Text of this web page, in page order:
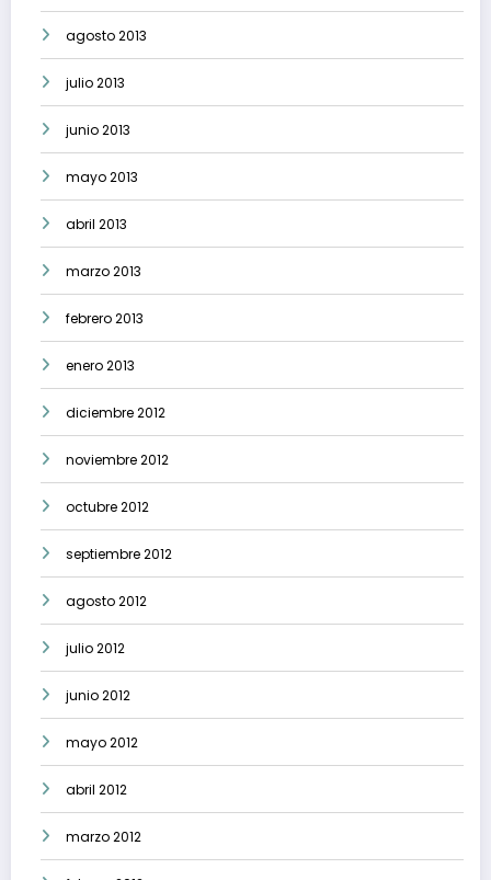
agosto 2013
julio 2013
junio 2013
mayo 2013
abril 2013
marzo 2013
febrero 2013
enero 2013
diciembre 2012
noviembre 2012
octubre 2012
septiembre 2012
agosto 2012
julio 2012
junio 2012
mayo 2012
abril 2012
marzo 2012